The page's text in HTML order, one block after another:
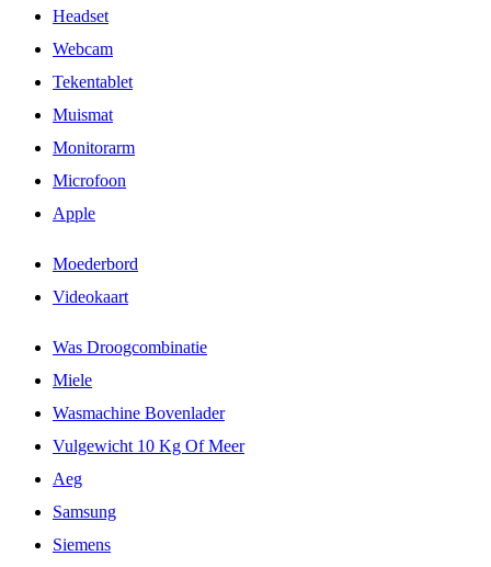
Headset
Webcam
Tekentablet
Muismat
Monitorarm
Microfoon
Apple
Moederbord
Videokaart
Was Droogcombinatie
Miele
Wasmachine Bovenlader
Vulgewicht 10 Kg Of Meer
Aeg
Samsung
Siemens